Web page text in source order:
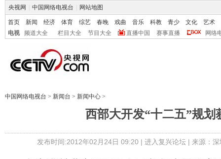
央视网 中国网络电视台 网站地图
首页 新闻 经济 体育 综艺 春晚 戏曲 音乐 科教 青少 文化
艺术
电视
频道大全 栏目大全 节目大全 直播中国 赛事直播 网络
中国网络电视台 > 新闻台 > 新闻中心 >
西部大开发“十二五”规划
发布时间:2012年02月24日 09:20 | 进入复兴论坛| 来源：